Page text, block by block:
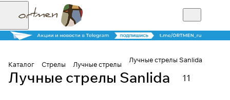
Каталог Стрелы Лучные стрелы
Лучные стрелы Sanlida
Лучные стрелы Sanlida 11
Для клиентов всех банков